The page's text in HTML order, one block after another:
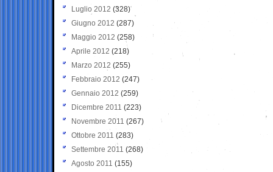
Luglio 2012 (328)
Giugno 2012 (287)
Maggio 2012 (258)
Aprile 2012 (218)
Marzo 2012 (255)
Febbraio 2012 (247)
Gennaio 2012 (259)
Dicembre 2011 (223)
Novembre 2011 (267)
Ottobre 2011 (283)
Settembre 2011 (268)
Agosto 2011 (155)